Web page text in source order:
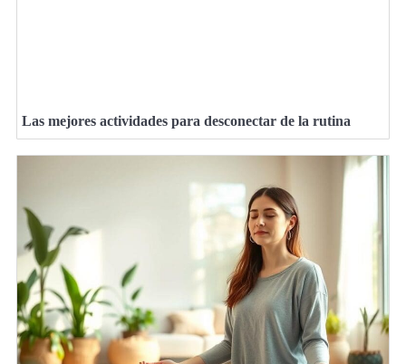
Las mejores actividades para desconectar de la rutina